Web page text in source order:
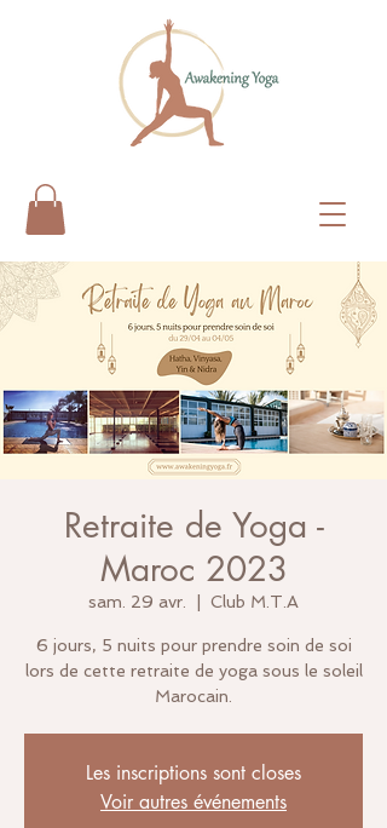
Retraite de Yoga -
Maroc 2023
sam. 29 avr. Club M.T.A
6 jours, 5 nuits pour prendre soin de soi
lors de cette retraite de yoga sous le soleil
Marocain.
Les inscriptions sont closes
Voir autres événements